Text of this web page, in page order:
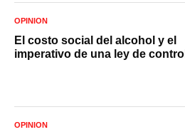
OPINIÓN
El costo social del alcohol y el
imperativo de una ley de control
OPINIÓN